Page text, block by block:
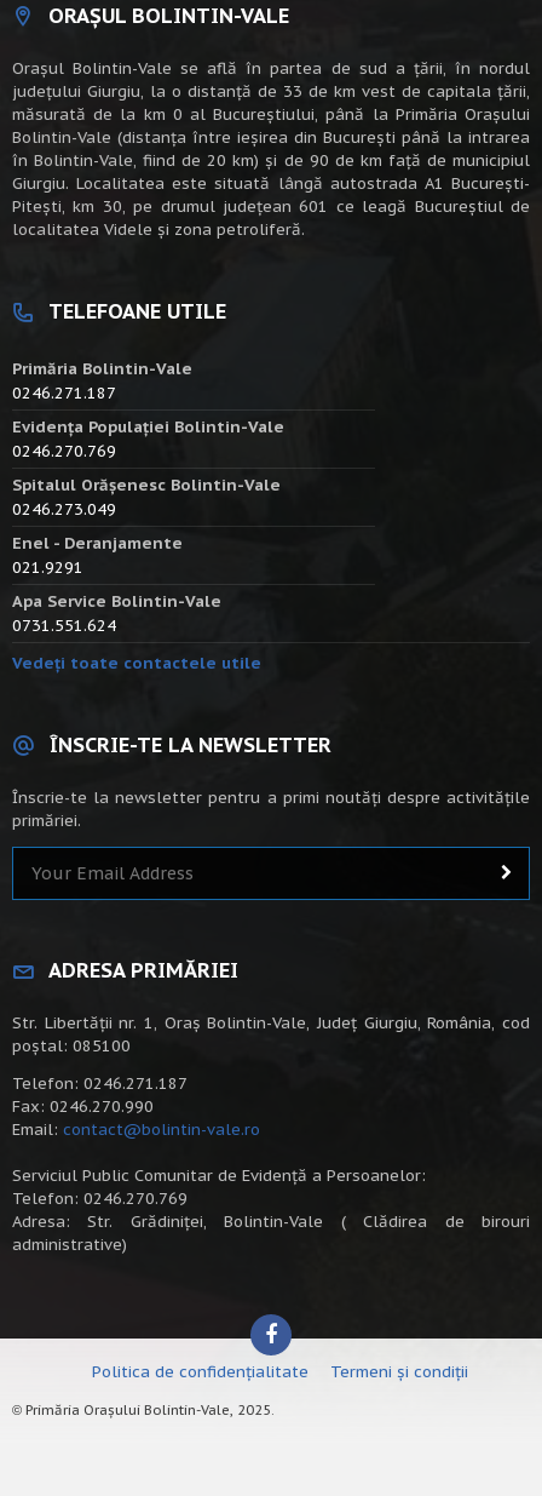
ORAȘUL BOLINTIN-VALE
Oraşul Bolintin-Vale se află în partea de sud a ţării, în nordul
judeţului Giurgiu, la o distanţă de 33 de km vest de capitala țării,
măsurată de la km 0 al Bucureștiului, până la Primăria Orașului
Bolintin-Vale (distanța între ieșirea din București până la intrarea
în Bolintin-Vale, fiind de 20 km) şi de 90 de km faţă de municipiul
Giurgiu. Localitatea este situată lângă autostrada A1 Bucureşti-
Piteşti, km 30, pe drumul judeţean 601 ce leagă Bucureştiul de
localitatea Videle şi zona petroliferă.
TELEFOANE UTILE
Primăria Bolintin-Vale
0246.271.187
Evidența Populației Bolintin-Vale
0246.270.769
Spitalul Orășenesc Bolintin-Vale
0246.273.049
Enel - Deranjamente
021.9291
Apa Service Bolintin-Vale
0731.551.624
Vedeți toate contactele utile
ÎNSCRIE-TE LA NEWSLETTER
Înscrie-te la newsletter pentru a primi noutăți despre activitățile
primăriei.
ADRESA PRIMĂRIEI
Str. Libertății nr. 1, Oraș Bolintin-Vale, Județ Giurgiu, România, cod
poștal: 085100
Telefon: 0246.271.187
Fax: 0246.270.990
Email: contact@bolintin-vale.ro
Serviciul Public Comunitar de Evidență a Persoanelor:
Telefon: 0246.270.769
Adresa: Str. Grădiniței, Bolintin-Vale ( Clădirea de birouri
administrative)
Politica de confidențialitate Termeni și condiții
© Primăria Orașului Bolintin-Vale, 2025.